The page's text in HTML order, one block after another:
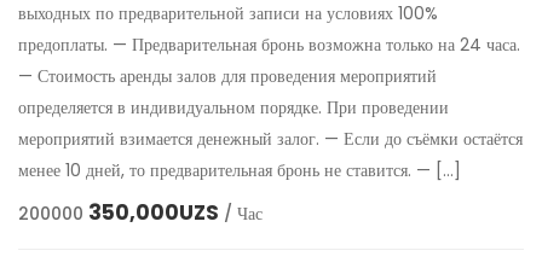
выходных по предварительной записи на условиях 100%
предоплаты. — Предварительная бронь возможна только на 24 часа.
— Стоимость аренды залов для проведения мероприятий
определяется в индивидуальном порядке. При проведении
мероприятий взимается денежный залог. — Если до съёмки остаётся
менее 10 дней, то предварительная бронь не ставится. — […]
200000 350,000UZS / Час